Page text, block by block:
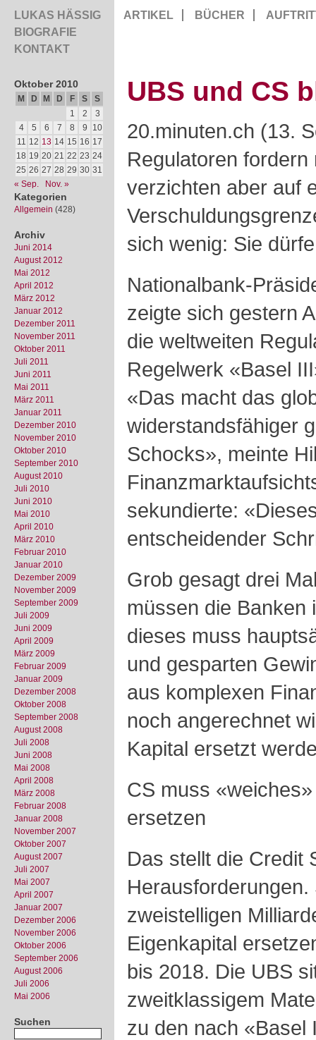
LUKAS HÄSSIG
BIOGRAFIE
KONTAKT
ARTIKEL BÜCHER
Oktober 2010
M D M D F S
S
1
2
3
4
5 6 7 8 9
10
11 12 13 14 15 16 17
18 19 20 21 22 23 24
25 26 27 28 29 30 31
« Sep.
Nov. »
Kategorien
Allgemein (428)
Archiv
Juni 2014
August 2012
Mai 2012
April 2012
März 2012
Januar 2012
Dezember 2011
November 2011
Oktober 2011
Juli 2011
Juni 2011
Mai 2011
März 2011
Januar 2011
Dezember 2010
November 2010
Oktober 2010
September 2010
August 2010
Juli 2010
Juni 2010
Mai 2010
April 2010
März 2010
Februar 2010
Januar 2010
Dezember 2009
November 2009
September 2009
Juli 2009
Juni 2009
April 2009
März 2009
Februar 2009
Januar 2009
Dezember 2008
Oktober 2008
September 2008
August 2008
Juli 2008
Juni 2008
Mai 2008
April 2008
März 2008
Februar 2008
Januar 2008
November 2007
Oktober 2007
August 2007
Juli 2007
Mai 2007
April 2007
Januar 2007
Dezember 2006
November 2006
Oktober 2006
September 2006
August 2006
Juli 2006
Mai 2006
Suchen
UBS und CS
20.minuten.ch (13.
Regulatoren
verzichten aber auf
sich wenig: Sie
Nationalbank-
zeigte sich gestern
die weltweiten
Regelwerk «Basel
«Das macht das
widerstandsfähiger
Schocks», meinte
sekundierte:
entscheidender
Grob gesagt drei
müssen die Banken
dieses muss
und gesparten
aus komplexen
noch angerechnet
Kapital ersetzt
CS muss
ersetzen
Das stellt die Credit
zweistelligen
Eigenkapital
bis 2018. Die UBS
zweitklassigem
zu den nach «Basel